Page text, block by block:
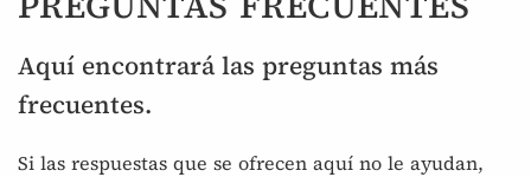
Aquí encontrará las preguntas más
frecuentes.
Si las respuestas que se ofrecen aquí no le ayudan,